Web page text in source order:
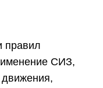
правил
СИЗ,